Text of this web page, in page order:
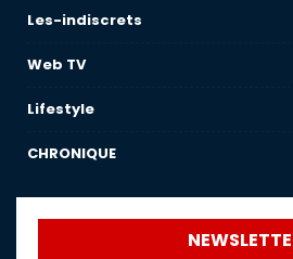
Les-indiscrets
Web TV
Lifestyle
CHRONIQUE